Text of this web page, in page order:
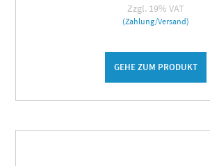
Zzgl. 19% VAT
(Zahlung/Versand)
GEHE ZUM PRODUKT